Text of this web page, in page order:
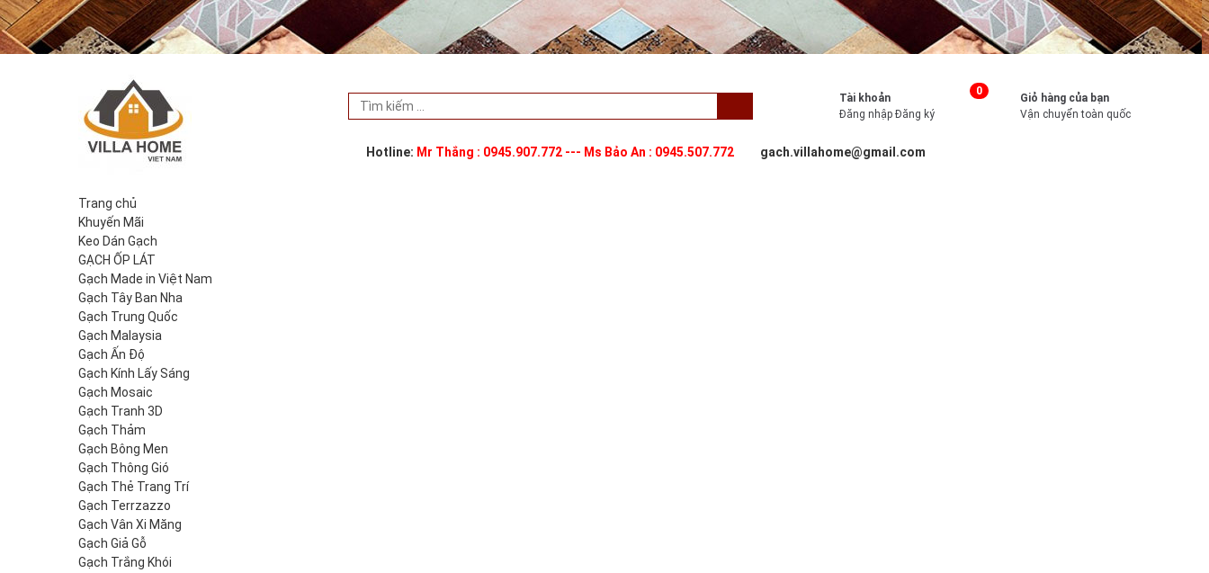
Tài khoản
Đăng nhập Đăng ký
0
Giỏ hàng của bạn
Vận chuyển toàn quốc
Hotline: Mr Thắng : 0945.907.772 --- Ms Bảo An : 0945.507.772 gach.villahome@gmail.com
Trang chủ
Khuyến Mãi
Keo Dán Gạch
GẠCH ỐP LÁT
Gạch Made in Việt Nam
Gạch Tây Ban Nha
Gạch Trung Quốc
Gạch Malaysia
Gạch Ấn Độ
Gạch Kính Lấy Sáng
Gạch Mosaic
Gạch Tranh 3D
Gạch Thảm
Gạch Bông Men
Gạch Thông Gió
Gạch Thẻ Trang Trí
Gạch Terrzazzo
Gạch Vân Xi Măng
Gạch Giả Gỗ
Gạch Trắng Khói